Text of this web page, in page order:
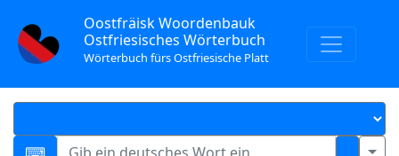
Oostfräisk Woordenbauk
Ostfriesisches Wörterbuch
Wörterbuch fürs Ostfriesische Platt